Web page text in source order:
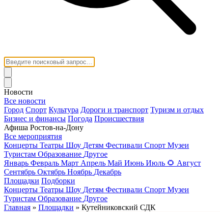
Новости
Все новости
Город Спорт Культура Дороги и транспорт Туризм и отдых
Бизнес и финансы Погода Происшествия
Афиша Ростов-на-Дону
Все мероприятия
Концерты Театры Шоу Детям Фестивали Спорт Музеи
Туристам Образование Другое
Январь Февраль Март Апрель Май Июнь Июль 🌻 Август
Сентябрь Октябрь Ноябрь Декабрь
Площадки Подборки
Концерты Театры Шоу Детям Фестивали Спорт Музеи
Туристам Образование Другое
Главная » Площадки » Кутейниковский СДК